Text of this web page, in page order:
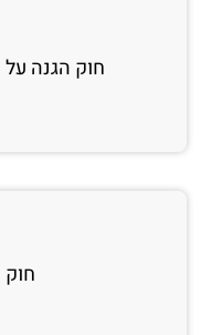
חוק הגנה
חוק